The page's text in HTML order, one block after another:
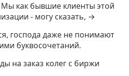
Мы как бывшие клиенты этой
- могу сказать, →
господа даже не понимают
буквосочетаний.
на заказ колег с биржи